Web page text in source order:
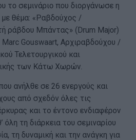
το σεμινάριο που διοργάνωσε η
με θέμα: «Ραβδούχος /
ράβδου Μπάντας» (Drum Major)
Gouswaart, Αρχιραβδούχου /
Τελετουργικού και
των Κάτω Χωρών.
ανήλθε σε 26 ενεργούς και
από σχεδόν όλες τις
και το έντονο ενδιαφέρον
τη διάρκεια του σεμιναρίου
τη δυναμική και την ανάγκη για